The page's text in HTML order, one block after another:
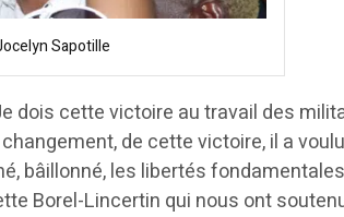
Sapotille
dois cette victoire au travail des
de cette victoire, il a
bâillonné, les libertés
Borel-Lincertin qui nous ont